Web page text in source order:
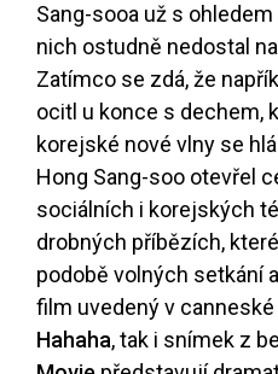
Sang-sooa už s
nich ostudně nedostal
Zatímco se zdá, že
ocitl u konce s dechem,
korejské nové vlny se
Hong Sang-soo otevřel
sociálních i korejských
drobných příbězích,
podobě volných setkání
film uvedený v
Hahaha, tak i snímek z